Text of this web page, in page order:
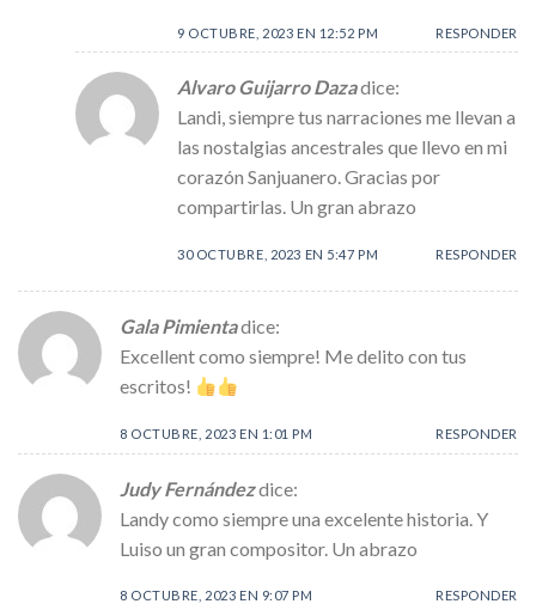
9 OCTUBRE, 2023 EN 12:52 PM RESPONDER
Alvaro Guijarro Dazadice:
Landi, siempre tus narraciones me llevan a
las nostalgias ancestrales que llevo en mi
corazón Sanjuanero. Gracias por
compartirlas. Un gran abrazo
30 OCTUBRE, 2023 EN 5:47 PM RESPONDER
Gala Pimientadice:
Excellent como siempre! Me delito con tus
escritos!
8 OCTUBRE, 2023 EN 1:01 PM RESPONDER
Judy Fernándezdice:
Landy como siempre una excelente historia. Y
Luiso un gran compositor. Un abrazo
8 OCTUBRE, 2023 EN 9:07 PM RESPONDER